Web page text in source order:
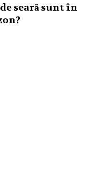
seară sunt în